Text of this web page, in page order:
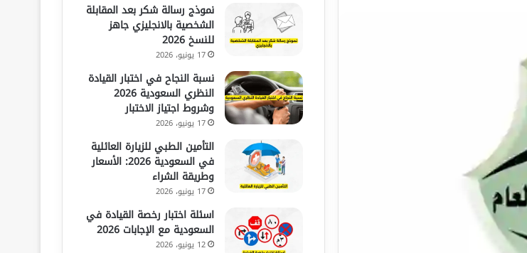
نموذج رسالة شكر بعد المقابلة
الشخصية بالانجليزي جاهز
للنسخ 2026
17 يونيو، 2026
نسبة النجاح في اختبار القيادة
النظري السعودية 2026
وشروط اجتياز الاختبار
17 يونيو، 2026
التأمين الطبي للزيارة العائلية
في السعودية 2026: الأسعار
وطريقة الشراء
17 يونيو، 2026
اسئلة اختبار رخصة القيادة في
السعودية مع الإجابات 2026
12 يونيو، 2026